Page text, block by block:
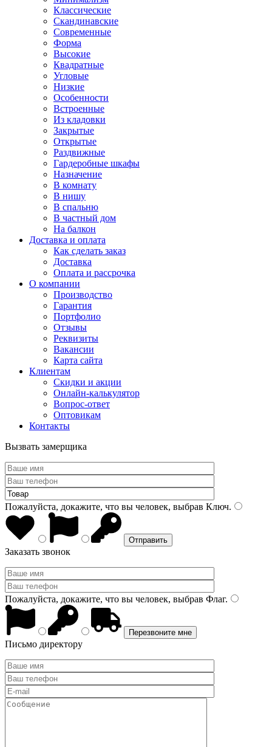
Классические
Скандинавские
Современные
Форма
Высокие
Квадратные
Угловые
Низкие
Особенности
Встроенные
Из кладовки
Закрытые
Открытые
Раздвижные
Гардеробные шкафы
Назначение
В комнату
В нишу
В спальню
В частный дом
На балкон
Доставка и оплата
Как сделать заказ
Доставка
Оплата и рассрочка
О компании
Производство
Гарантия
Портфолио
Отзывы
Реквизиты
Вакансии
Карта сайта
Клиентам
Скидки и акции
Онлайн-калькулятор
Вопрос-ответ
Оптовикам
Контакты
Вызвать замерщика
Пожалуйста, докажите, что вы человек, выбрав Ключ.
Заказать звонок
Пожалуйста, докажите, что вы человек, выбрав Флаг.
Письмо директору